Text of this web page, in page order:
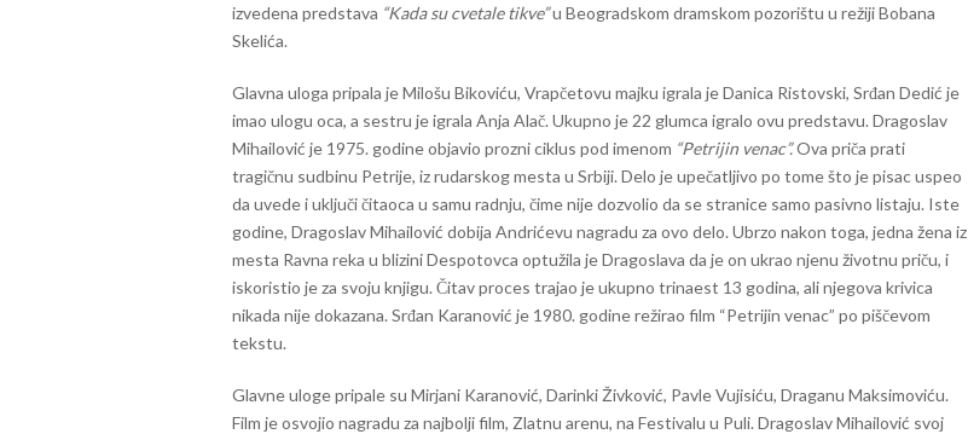
izvedena predstava “Kada su cvetale tikve”u Beogradskom dramskom pozorištu u režiji Bobana
Skelića.
Glavna uloga pripala je Milošu Bikoviću, Vrapčetovu majku igrala je Danica Ristovski, Srđan Dedić je
imao ulogu oca, a sestru je igrala Anja Alač. Ukupno je 22 glumca igralo ovu predstavu. Dragoslav
Mihailović je 1975. godine objavio prozni ciklus pod imenom “Petrijin venac”.Ova priča prati
tragičnu sudbinu Petrije, iz rudarskog mesta u Srbiji. Delo je upečatljivo po tome što je pisac uspeo
da uvede i uključi čitaoca u samu radnju, čime nije dozvolio da se stranice samo pasivno listaju. Iste
godine, Dragoslav Mihailović dobija Andrićevu nagradu za ovo delo. Ubrzo nakon toga, jedna žena iz
mesta Ravna reka u blizini Despotovca optužila je Dragoslava da je on ukrao njenu životnu priču, i
iskoristio je za svoju knjigu. Čitav proces trajao je ukupno trinaest 13 godina, ali njegova krivica
nikada nije dokazana. Srđan Karanović je 1980. godine režirao film “Petrijin venac” po piščevom
tekstu.
Glavne uloge pripale su Mirjani Karanović, Darinki Živković, Pavle Vujisiću, Draganu Maksimoviću.
Film je osvojio nagradu za najbolji film, Zlatnu arenu, na Festivalu u Puli. Dragoslav Mihailović svoj